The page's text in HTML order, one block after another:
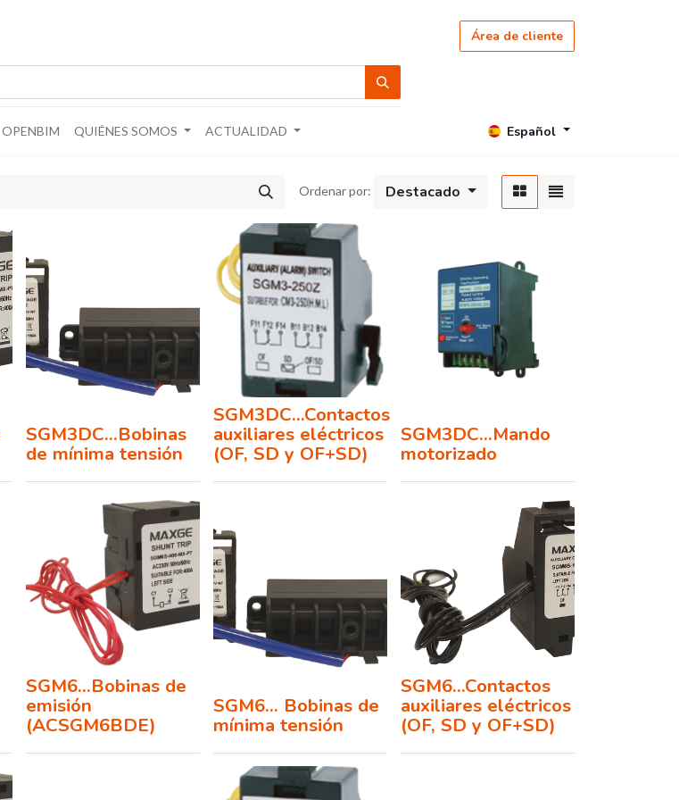
Área de cliente
OPENBIM QUIÉNES SOMOS ACTUALIDAD Español
Ordenar por: Destacado
SGM3DC...Bobinas
de mínima tensión
SGM3DC...Contactos
auxiliares eléctricos
(OF, SD y OF+SD)
SGM3DC...Mando
motorizado
SGM6...Bobinas de
emisión
(ACSGM6BDE)
SGM6... Bobinas de
mínima tensión
SGM6...Contactos
auxiliares eléctricos
(OF, SD y OF+SD)